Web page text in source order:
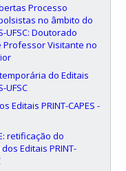
Processo
no âmbito do
UFSC: Doutorado
Professor Visitante no
do Editais
UFSC
Editais PRINT-CAPES -
retificação do
Editais PRINT-